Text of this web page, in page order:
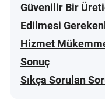
Güvenilir Bir
Edilmesi
Hizmet
Sonuç
Sıkça Sorulan